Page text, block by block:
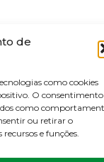
de
como cookies
O consentimento
como
ou retirar o
e funções.